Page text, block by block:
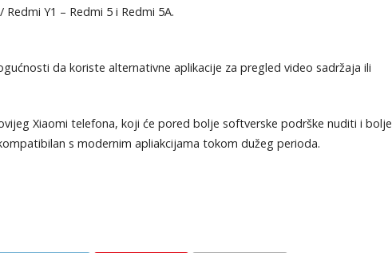
Y1 – Redmi 5 i Redmi 5A.
da koriste alternativne aplikacije za pregled video sadržaja ili
Xiaomi telefona, koji će pored bolje softverske podrške nuditi i bolje
s modernim apliakcijama tokom dužeg perioda.